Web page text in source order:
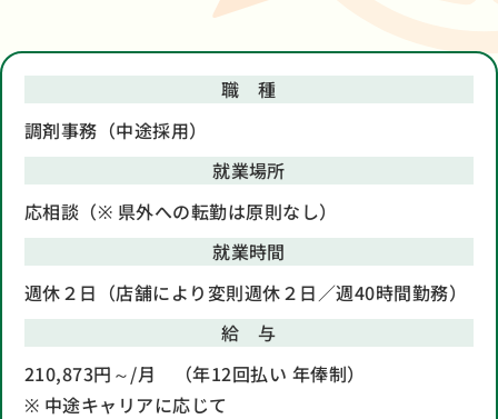
職 種
調剤事務（中途採用）
就業場所
応相談（※ 県外への転勤は原則なし）
就業時間
週休２日（店舗により変則週休２日／週40時間勤務）
給 与
210,873円～/月 （年12回払い 年俸制）
※ 中途キャリアに応じて